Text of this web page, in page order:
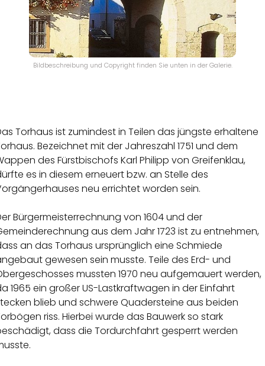
Bildbeschreibung und Copyright finden Sie unten in der Galerie.
Torhaus ist zumindest in Teilen das jüngste erhaltene
Bezeichnet mit der Jahreszahl 1751 und dem
des Fürstbischofs Karl Philipp von Greifenklau,
es in diesem erneuert bzw. an Stelle des
neu errichtet worden sein.
Bürgermeisterrechnung von 1604 und der
aus dem Jahr 1723 ist zu entnehmen,
an das Torhaus ursprünglich eine Schmiede
gewesen sein musste. Teile des Erd- und
mussten 1970 neu aufgemauert werden,
1965 ein großer US-Lastkraftwagen in der Einfahrt
blieb und schwere Quadersteine aus beiden
riss. Hierbei wurde das Bauwerk so stark
dass die Tordurchfahrt gesperrt werden